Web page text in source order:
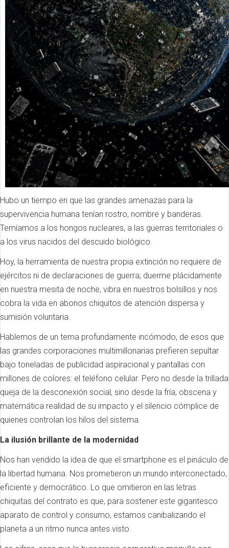
Hubo un tiempo en que las grandes amenazas para la
supervivencia humana tenían rostro, nombre y banderas.
Temíamos a los hongos nucleares, a las guerras territoriales o
a los virus nacidos del descuido biológico.
Hoy, la herramienta de nuestra propia extinción no requiere de
ejércitos ni de declaraciones de guerra; duerme plácidamente
en nuestra mesita de noche, vibra en nuestros bolsillos y nos
cobra la vida en abonos chiquitos de atención dispersa y
sumisión voluntaria.
Hablemos de un tema profundamente incómodo, de esos que
las grandes corporaciones multimillonarias prefieren sepultar
bajo toneladas de publicidad aspiracional y pantallas con
millones de colores: el teléfono celular. Pero no desde la trillada
queja de la desconexión social, sino desde la fría, obscena y
matemática realidad de su impacto y el silencio cómplice de
quienes controlan los hilos del sistema.
La ilusión brillante de la modernidad
Nos han vendido la idea de que el smartphone es el pináculo de
la libertad humana. Nos prometieron un mundo interconectado,
eficiente y democrático. Lo que omitieron en las letras
chiquitas del contrato es que, para sostener este gigantesco
aparato de control y consumo, estamos canibalizando el
planeta a un ritmo nunca antes visto.